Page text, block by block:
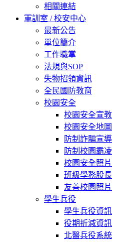
相關連結
軍訓室 / 校安中心
最新公告
單位簡介
工作職掌
法規與SOP
失物招領資訊
全民國防教育
校園安全
校園安全宣教
校園安全地圖
防制詐騙宣導
防制校園霸凌
校園安全照片
班級學務股長
友善校園照片
學生兵役
學生兵役資訊
役期折減資訊
北醫兵役系統